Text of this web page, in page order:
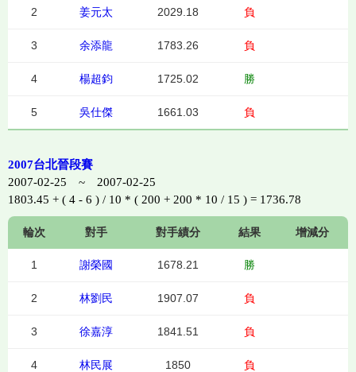
2 姜元太 2029.18 負
3 余添龍 1783.26 負
4 楊超鈞 1725.02 勝
5 吳仕傑 1661.03 負
2007台北晉段賽
2007-02-25 ~ 2007-02-25
1803.45 + ( 4 - 6 ) / 10 * ( 200 + 200 * 10 / 15 ) = 1736.78
輪次 對手 對手績分 結果 增減分
1 謝榮國 1678.21 勝
2 林劉民 1907.07 負
3 徐嘉淳 1841.51 負
4 林民展 1850 負